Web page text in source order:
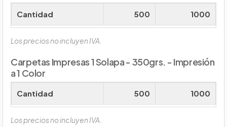
Cantidad 500 1000
Los precios no incluyen IVA.
Carpetas Impresas 1 Solapa - 350grs. - Impresión
a 1 Color
Cantidad 500 1000
Los precios no incluyen IVA.